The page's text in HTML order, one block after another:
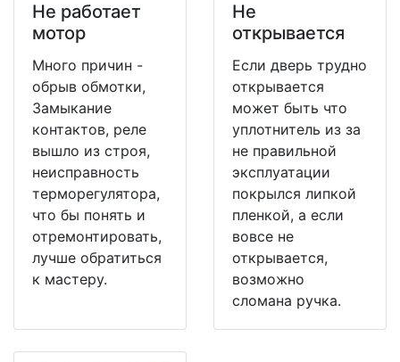
Не работает
мотор
Много причин -
обрыв обмотки,
Замыкание
контактов, реле
вышло из строя,
неисправность
терморегулятора,
что бы понять и
отремонтировать,
лучше обратиться
к мастеру.
Не
открывается
Если дверь трудно
открывается
может быть что
уплотнитель из за
не правильной
эксплуатации
покрылся липкой
пленкой, а если
вовсе не
открывается,
возможно
сломана ручка.